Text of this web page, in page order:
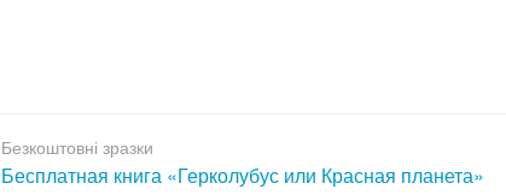
Безкоштовні зразки
Бесплатная книга «Герколубус или Красная планета»